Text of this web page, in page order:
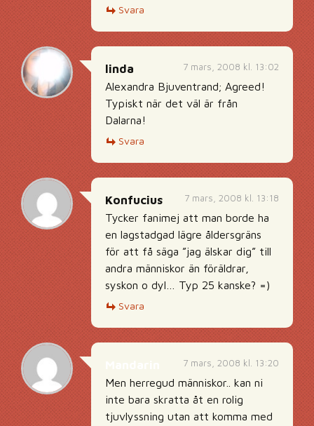
Svara
7 mars, 2008 kl. 13:02
linda
Alexandra Bjuventrand; Agreed!
Typiskt när det väl är från
Dalarna!
Svara
7 mars, 2008 kl. 13:18
Konfucius
Tycker fanimej att man borde ha
en lagstadgad lägre åldersgräns
för att få säga ”jag älskar dig” till
andra människor än föräldrar,
syskon o dyl… Typ 25 kanske? =)
Svara
7 mars, 2008 kl. 13:20
Men herregud människor.. kan ni
inte bara skratta åt en rolig
tjuvlyssning utan att komma med